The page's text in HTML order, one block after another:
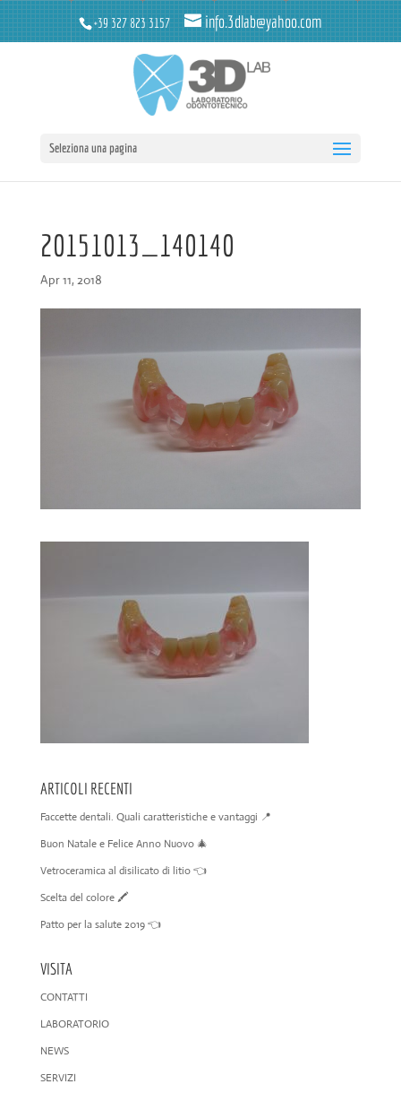
+39 327 823 3157 info.3dlab@yahoo.com
Seleziona una pagina
20151013_140140
Apr 11, 2018
ARTICOLI RECENTI
Faccette dentali. Quali caratteristiche e vantaggi 📍
Buon Natale e Felice Anno Nuovo 🎄
Vetroceramica al disilicato di litio 👈
Scelta del colore 🖍️
Patto per la salute 2019 👈
VISITA
CONTATTI
LABORATORIO
NEWS
SERVIZI